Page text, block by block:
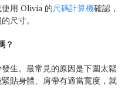
用 Olivia 的尺碼計算機確認，
尺寸。
？
生。最常見的原因是下圍太鬆
貼身體、肩帶有適當寬度，就